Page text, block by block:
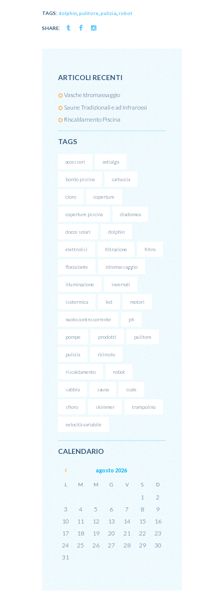
TAGS: dolphin pulitore pulizia robot
SHARE:
ARTICOLI RECENTI
Vasche Idromassaggio
Saune Tradizionali e ad Infrarossi
Riscaldamento Piscina
TAGS
accessori antialga
bordo piscina cartuccia
cloro coperture
coperture piscina diadomea
docce solari dolphin
elettrolisi filtrazione filtro
flocculante idromassaggio
illuminazione invernali
isotermica led motori
nuoto contro corrente ph
pompe prodotti pulitore
pulizia ricircolo
riscaldamento robot
sabbia sauna scale
sfioro skimmer trampolino
velocità variabile
CALENDARIO
agosto 2026
L M M G V S D
1
2
3
4 5 6 7 8
9
10
11 12 13 14 15
16
17
18 19 20 21 22
23
24
25 26 27 28 29
30
31